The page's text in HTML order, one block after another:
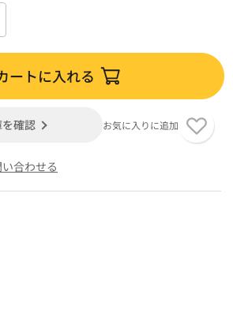
ートに入れる
確認 お気に入りに追加
合わせる